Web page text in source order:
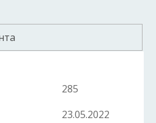
285
23.05.2022